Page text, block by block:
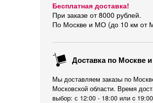
Бесплатная доставка!
При заказе от 8000 рублей.
По Москве и МО (до 10 км от
Доставка по Москве
Мы доставляем заказы по
Московской области. Время
выбор: с 12:00 - 18:00 или c